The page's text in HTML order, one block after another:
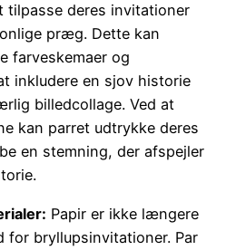
tilpasse deres invitationer
præg. Dette kan
farveskemaer og
inkludere en sjov historie
billedcollage. Ved at
kan parret udtrykke deres
en stemning, der afspejler
Papir er ikke længere
for bryllupsinvitationer. Par